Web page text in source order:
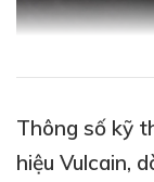
Thông số kỹ
hiệu Vulcain,